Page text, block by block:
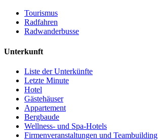
Tourismus
Radfahren
Radwanderbusse
Unterkunft
Liste der Unterkünfte
Letzte Minute
Hotel
Gästehäuser
Appartement
Bergbaude
Wellness- und Spa-Hotels
Firmenveranstaltungen und Teambuilding